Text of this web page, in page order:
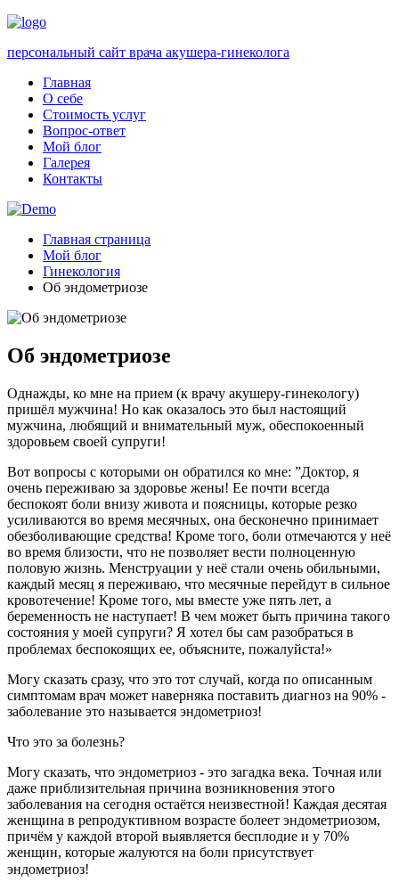
персональный сайт врача акушера-гинеколога
Главная
О себе
Стоимость услуг
Вопрос-ответ
Мой блог
Галерея
Контакты
Главная страница
Мой блог
Гинекология
Об эндометриозе
Об эндометриозе
Однажды, ко мне на прием (к врачу акушеру-гинекологу)
пришёл мужчина! Но как оказалось это был настоящий
мужчина, любящий и внимательный муж, обеспокоенный
здоровьем своей супруги!
Вот вопросы с которыми он обратился ко мне: ”Доктор, я
очень переживаю за здоровье жены! Ее почти всегда
беспокоят боли внизу живота и поясницы, которые резко
усиливаются во время месячных, она бесконечно принимает
обезболивающие средства! Кроме того, боли отмечаются у неё
во время близости, что не позволяет вести полноценную
половую жизнь. Менструации у неё стали очень обильными,
каждый месяц я переживаю, что месячные перейдут в сильное
кровотечение! Кроме того, мы вместе уже пять лет, а
беременность не наступает! В чем может быть причина такого
состояния у моей супруги? Я хотел бы сам разобраться в
проблемах беспокоящих ее, объясните, пожалуйста!»⠀
Могу сказать сразу, что это тот случай, когда по описанным
симптомам врач может наверняка поставить диагноз на 90% -
заболевание это называется эндометриоз!
Что это за болезнь?
Могу сказать, что эндометриоз - это загадка века. Точная или
даже приблизительная причина возникновения этого
заболевания на сегодня остаётся неизвестной! Каждая десятая
женщина в репродуктивном возрасте болеет эндометриозом,
причём у каждой второй выявляется бесплодие и у 70%
женщин, которые жалуются на боли присутствует
эндометриоз!⠀